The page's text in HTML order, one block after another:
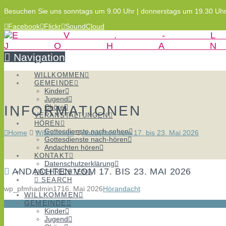
Besuchen Sie uns sonntags um 9.00 Uhr | donnerstags um 19.30 Uhr
Facebook Flickr SoundCloud
Navigation
WILLKOMMEN
GEMEINDE
Kinder
Jugend
Chöre
VERANSTALTUNGEN
HÖREN
Gottesdienste nach-sehen
Gottesdienste nach-hören
Andachten hören
KONTAKT
Datenschutzerklärung
NACHRICHTEN
SEARCH
WILLKOMMEN
GEMEINDE
Kinder
Jugend
INFORMATIONEN
Home Willkommen Andachten vom 17. bis 23. Mai 2026
ANDACHTEN VOM 17. BIS 23. MAI 2026
wp_pfmhadmin1716. Mai 2026Hörandacht